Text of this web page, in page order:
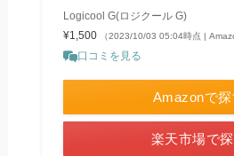
Logicool G(ロジクール G)
¥1,500
（2023/10/03 05:04時点 |
口コミを見る
Amazonで探
楽天市場で